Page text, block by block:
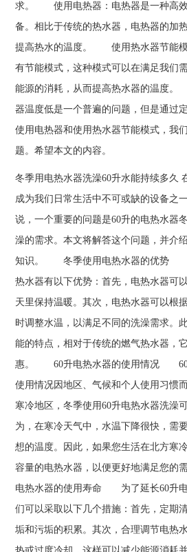
求。 使用电热器：电热器是一种高效
备。相比于传统的热水器，电热器的加
提高热水的温度。 使用热水器节能模
有节能模式，这种模式可以在满足我们
能源的消耗，从而提高热水器的温
器温度低是一个普遍的问题，但是通过
使用电热器和使用热水器节能模式，我
题。希望本文的内容。
冬季用电热水器洗澡60升水能持续多久
成为我们日常生活中不可或缺的设备之
说，一个重要的问题是60升的电热水器
澡的需求。本文将解答这个问题，并介
知识。 冬季使用电热水器的优势
热水器有以下优势：首先，电热水器可
天里保持温暖。其次，电热水器可以根
时调整水温，以满足不同的洗澡需求。
能的特点，相对于传统的燃气热水器，
惠。 60升电热水器的使用情况 60
使用情况因地区、气候和个人使用习惯
寒冷地区，冬季使用60升电热水器洗澡
为，在寒冷天气中，水温下降很快，需
想的温度。因此，如果您生活在北方寒
容量的电热水器，以便更好地满足您
电热水器的使用寿命 为了延长60升电
们可以采取以下几个措施：首先，定期
垢和污垢的积累。其次，合理调节电热